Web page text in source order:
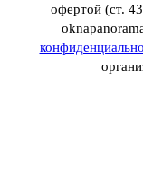
офертой (ст.